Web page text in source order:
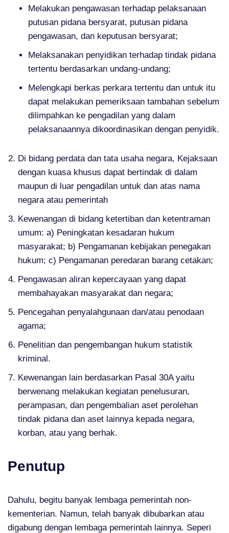
Melakukan pengawasan terhadap pelaksanaan
putusan pidana bersyarat, putusan pidana
pengawasan, dan keputusan bersyarat;
Melaksanakan penyidikan terhadap tindak pidana
tertentu berdasarkan undang-undang;
Melengkapi berkas perkara tertentu dan untuk itu
dapat melakukan pemeriksaan tambahan sebelum
dilimpahkan ke pengadilan yang dalam
pelaksanaannya dikoordinasikan dengan penyidik.
Di bidang perdata dan tata usaha negara, Kejaksaan
dengan kuasa khusus dapat bertindak di dalam
maupun di luar pengadilan untuk dan atas nama
negara atau pemerintah
Kewenangan di bidang ketertiban dan ketentraman
umum: a) Peningkatan kesadaran hukum
masyarakat; b) Pengamanan kebijakan penegakan
hukum; c) Pengamanan peredaran barang cetakan;
Pengawasan aliran kepercayaan yang dapat
membahayakan masyarakat dan negara;
Pencegahan penyalahgunaan dan/atau penodaan
agama;
Penelitian dan pengembangan hukum statistik
kriminal.
Kewenangan lain berdasarkan Pasal 30A yaitu
berwenang melakukan kegiatan penelusuran,
perampasan, dan pengembalian aset perolehan
tindak pidana dan aset lainnya kepada negara,
korban, atau yang berhak.
Penutup
Dahulu, begitu banyak lembaga pemerintah non-
kementerian. Namun, telah banyak dibubarkan atau
digabung dengan lembaga pemerintah lainnya. Seperi